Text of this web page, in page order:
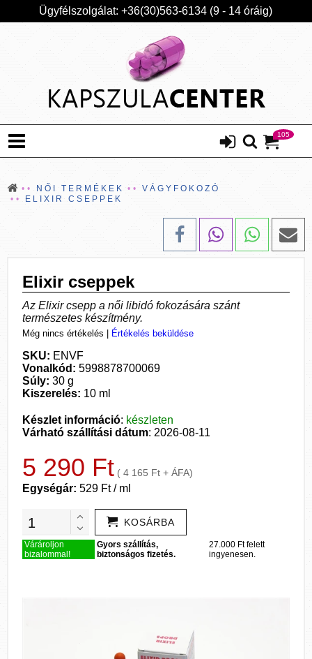
Ügyfélszolgálat: +36(30)563-6134 (9 - 14 óráig)
105
NŐI TERMÉKEK
VÁGYFOKOZÓ
ELIXIR CSEPPEK
Elixir cseppek
Az Elixir csepp a női libidó fokozására szánt
természetes készítmény.
Még nincs értékelés Értékelés beküldése
SKU: ENVF
Vonalkód: 5998878700069
Súly: 30 g
Kiszerelés: 10 ml
Készlet információ: készleten
Várható szállítási dátum: 2026-08-11
5 290 Ft ( 4 165 Ft + ÁFA)
Egységár: 529 Ft / ml
KOSÁRBA
Várároljon
bizalommal!
Gyors szállítás,
biztonságos fizetés.
27.000 Ft felett
ingyenesen.